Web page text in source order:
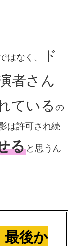
はなく、
ド
者さん
ている の
は許可され続
ると思うん
最後か